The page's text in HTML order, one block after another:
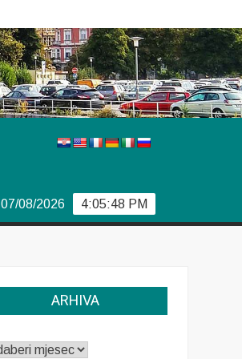
4:05:49 PM
07/08/2026
ARHIVA